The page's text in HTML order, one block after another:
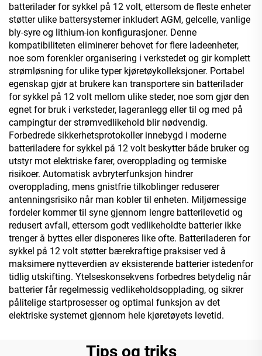
batterilader for sykkel på 12 volt, ettersom de fleste enheter
støtter ulike battersystemer inkludert AGM, gelcelle, vanlige
bly-syre og lithium-ion konfigurasjoner. Denne
kompatibiliteten eliminerer behovet for flere ladeenheter,
noe som forenkler organisering i verkstedet og gir komplett
strømløsning for ulike typer kjøretøykolleksjoner. Portabel
egenskap gjør at brukere kan transportere sin batterilader
for sykkel på 12 volt mellom ulike steder, noe som gjør den
egnet for bruk i verksteder, lageranlegg eller til og med på
campingtur der strømvedlikehold blir nødvendig.
Forbedrede sikkerhetsprotokoller innebygd i moderne
batteriladere for sykkel på 12 volt beskytter både bruker og
utstyr mot elektriske farer, overopplading og termiske
risikoer. Automatisk avbryterfunksjon hindrer
overopplading, mens gnistfrie tilkoblinger reduserer
antenningsrisiko når man kobler til enheten. Miljømessige
fordeler kommer til syne gjennom lengre batterilevetid og
redusert avfall, ettersom godt vedlikeholdte batterier ikke
trenger å byttes eller disponeres like ofte. Batteriladeren for
sykkel på 12 volt støtter bærekraftige praksiser ved å
maksimere nytteverdien av eksisterende batterier istedenfor
tidlig utskifting. Ytelseskonsekvens forbedres betydelig når
batterier får regelmessig vedlikeholdsopplading, og sikrer
pålitelige startprosesser og optimal funksjon av det
elektriske systemet gjennom hele kjøretøyets levetid.
Tips og triks